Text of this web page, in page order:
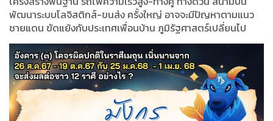
พัฒนาระบบโลจิสติกส์-ขนส่ง ครั้งใหญ่ อาจจะมีปัญหาตามแนว
ชายแดน ขัดแย้งกับประเทศเพื่อนบ้าน ภูมิรัฐศาสตร์เปลี่ยนไป